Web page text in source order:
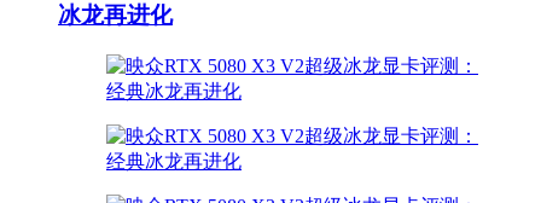
冰龙再进化